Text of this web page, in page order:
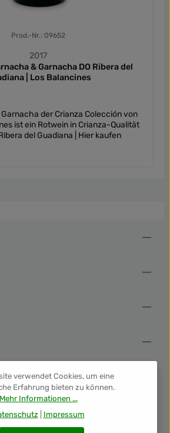
Prod.-Nr.: 09652
2017
& Garnacha DO Ribera del
| Los Balancines
der Crianza Colección von
ist ein Rotwein in Crianza-Qualität
del Guadiana | Hier kaufen
verwendet Cookies, um eine
Erfahrung bieten zu können.
Mehr Informationen ...
| Impressum